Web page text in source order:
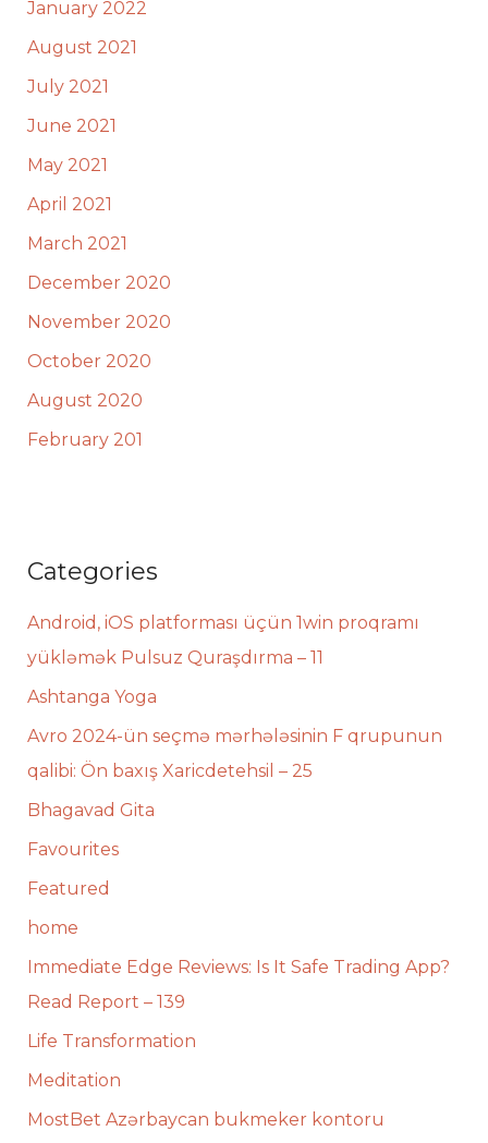
January 2022
August 2021
July 2021
June 2021
May 2021
April 2021
March 2021
December 2020
November 2020
October 2020
August 2020
February 201
Categories
Android, iOS platforması üçün 1win proqramı
yükləmək Pulsuz Quraşdırma – 11
Ashtanga Yoga
Avro 2024-ün seçmə mərhələsinin F qrupunun
qalibi: Ön baxış Xaricdetehsil – 25
Bhagavad Gita
Favourites
Featured
home
Immediate Edge Reviews: Is It Safe Trading App?
Read Report – 139
Life Transformation
Meditation
MostBet Azərbaycan bukmeker kontoru